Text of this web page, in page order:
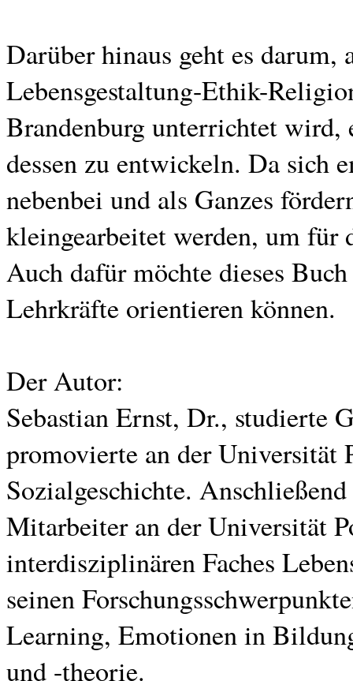
Darüber hinaus geht es darum,
Lebensgestaltung-Ethik-
Brandenburg unterrichtet wird,
dessen zu entwickeln. Da sich
nebenbei und als Ganzes
kleingearbeitet werden, um für
Auch dafür möchte dieses
Lehrkräfte orientieren können.
Der Autor:
Sebastian Ernst, Dr., studierte
promovierte an der Universität
Sozialgeschichte.
Mitarbeiter an der Universität
interdisziplinären Faches
seinen
Learning, Emotionen in
und -theorie.